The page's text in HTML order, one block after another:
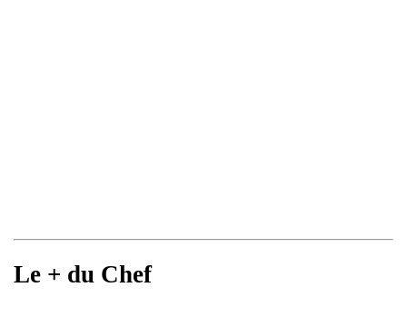
Le + du Chef